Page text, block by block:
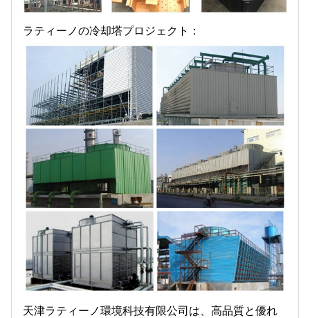
ラティーノの冷却塔プロジェクト：
天津ラティーノ環境科技有限公司は、高品質と優れ